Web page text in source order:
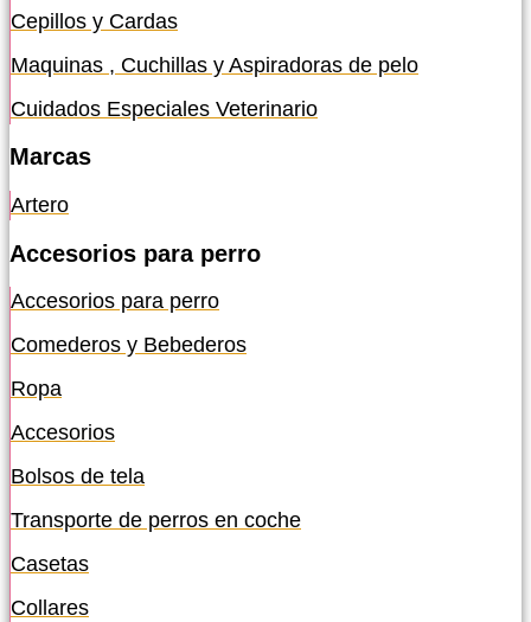
Cepillos y Cardas
Maquinas , Cuchillas y Aspiradoras de pelo
Cuidados Especiales Veterinario
Marcas
Artero
Accesorios para perro
Accesorios para perro
Comederos y Bebederos
Ropa
Accesorios
Bolsos de tela
Transporte de perros en coche
Casetas
Collares